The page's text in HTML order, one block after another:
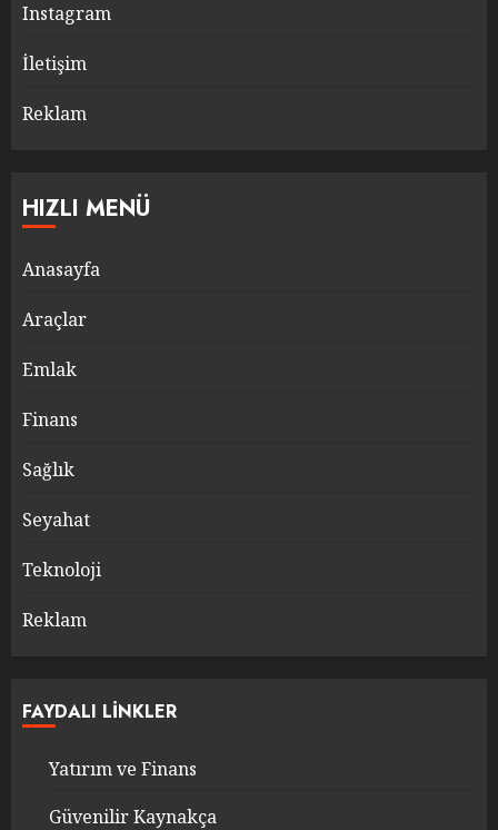
Instagram
İletişim
Reklam
HIZLI MENÜ
Anasayfa
Araçlar
Emlak
Finans
Sağlık
Seyahat
Teknoloji
Reklam
FAYDALI LINKLER
Yatırım ve Finans
Güvenilir Kaynakça